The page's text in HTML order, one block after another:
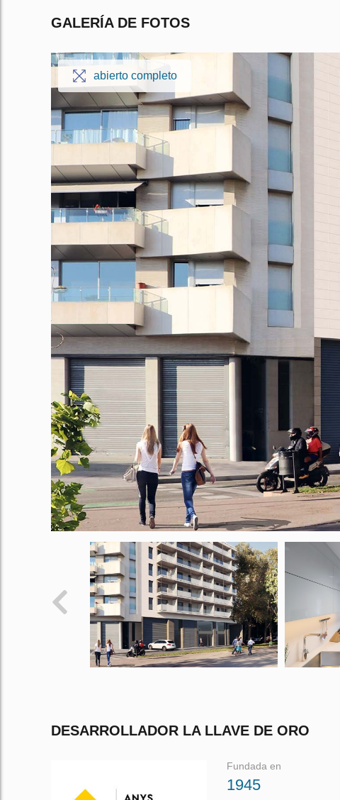
GALERÍA DE FOTOS
abierto completo
DESARROLLADOR LA LLAVE DE ORO
Fundada en
1945